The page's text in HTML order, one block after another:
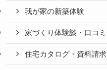
我が家の新築体験
家づくり体験談・口コミ
住宅カタログ・資料請求